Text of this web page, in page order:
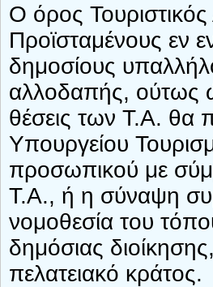
O όρος
Προϊσταμένους εν
δημοσίους
αλλοδαπής, ούτως
θέσεις των Τ.Α. θα
Υπουργείου
προσωπικού με
Τ.Α., ή η σύναψη
νομοθεσία του
δημόσιας
πελατειακό κράτος.